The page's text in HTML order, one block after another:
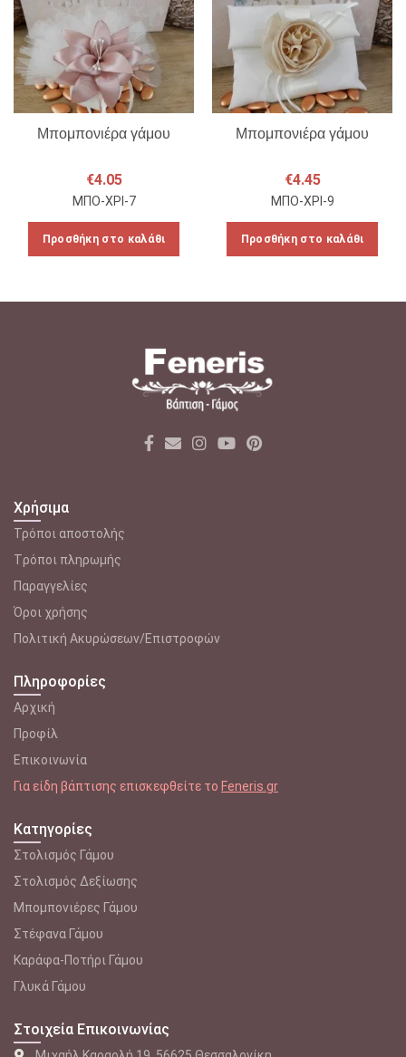
Μπομπονιέρα γάμου
€4.05
ΜΠΟ-ΧΡΙ-7
Προσθήκη στο καλάθι
Μπομπονιέρα γάμου
€4.45
ΜΠΟ-ΧΡΙ-9
Προσθήκη στο καλάθι
Χρήσιμα
Τρόποι αποστολής
Tρόποι πληρωμής
Παραγγελίες
Όροι χρήσης
Πολιτική Ακυρώσεων/Επιστροφών
Πληροφορίες
Αρχική
Προφίλ
Επικοινωνία
Για είδη βάπτισης επισκεφθείτε το Feneris.gr
Κατηγορίες
Στολισμός Γάμου
Στολισμός Δεξίωσης
Μπομπονιέρες Γάμου
Στέφανα Γάμου
Καράφα-Ποτήρι Γάμου
Γλυκά Γάμου
Στοιχεία Επικοινωνίας